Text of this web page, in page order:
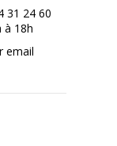
31 24 60
à 18h
email